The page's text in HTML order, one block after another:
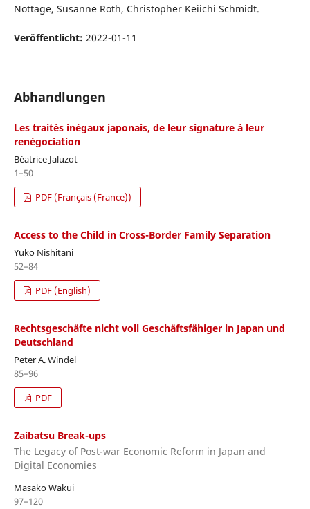
Nottage, Susanne Roth, Christopher Keiichi Schmidt.
Veröffentlicht: 2022-01-11
Abhandlungen
Les traités inégaux japonais, de leur signature à leur
renégociation
Béatrice Jaluzot
1–50
PDF (Français (France))
Access to the Child in Cross-Border Family Separation
Yuko Nishitani
52–84
PDF (English)
Rechtsgeschäfte nicht voll Geschäftsfähiger in Japan und
Deutschland
Peter A. Windel
85–96
PDF
Zaibatsu Break-ups
The Legacy of Post-war Economic Reform in Japan and
Digital Economies
Masako Wakui
97–120